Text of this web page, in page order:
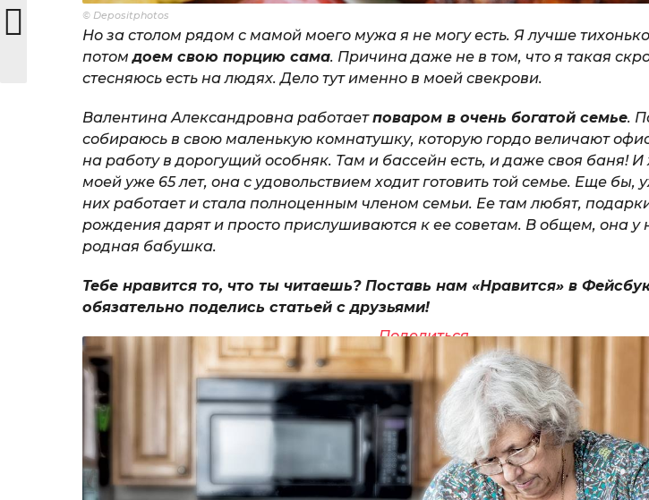
© Depositphotos
Но за столом рядом с мамой моего мужа я не могу есть. Я лучше
потомдоем свою порцию сама. Причина даже не в том, что я такая
стесняюсь есть на людях. Дело тут именно в моей свекрови.
Валентина Александровна работаетповаром в очень богатой семье.
собираюсь в свою маленькую комнатушку, которую гордо величают
на работу в дорогущий особняк. Там и бассейн есть, и даже своя баня! И
моей уже 65 лет, она с удовольствием ходит готовить той семье. Еще бы,
них работает и стала полноценным членом семьи. Ее там любят,
рождения дарят и просто прислушиваются к ее советам. В общем, она у
родная бабушка.
Тебе нравится то, что ты читаешь? Поставь нам «Нравится» в
обязательно поделись статьей с друзьями!
Поделиться